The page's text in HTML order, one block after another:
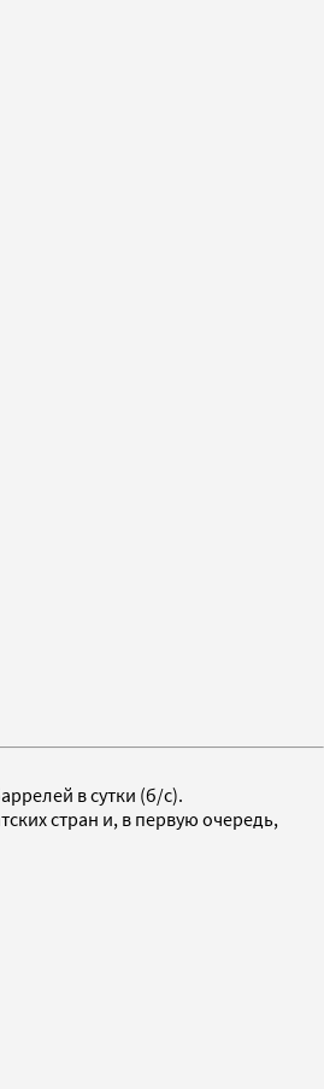
в сутки (б/с).
стран и, в первую очередь,